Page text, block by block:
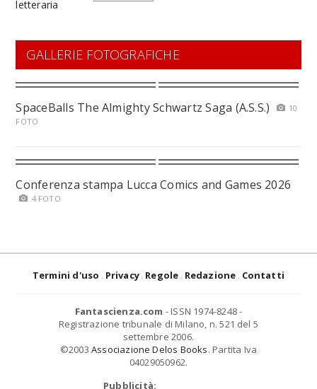
GALLERIE FOTOGRAFICHE
SpaceBalls The Almighty Schwartz Saga (A.S.S.)
10
FOTO
Conferenza stampa Lucca Comics and Games 2026
4 FOTO
Termini d'uso Privacy Regole Redazione Contatti
Fantascienza.com - ISSN 1974-8248 -
Registrazione tribunale di Milano, n. 521 del 5
settembre 2006.
©2003 Associazione Delos Books. Partita Iva
04029050962.
Pubblicità: